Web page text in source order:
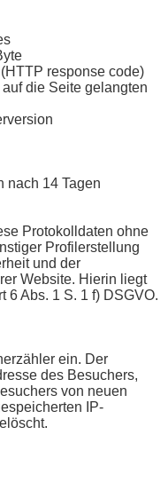
response code)
die Seite gelangten
nach 14 Tagen
Protokolldaten ohne
Profilerstellung
und der
Website. Hierin liegt
6 Abs. 1 S. 1 f) DSGVO.
ein. Der
des Besuchers,
von neuen
IP-